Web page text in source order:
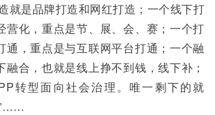
就是品牌打造和网红打造；一个线下打
营化，重点是节、展、会、赛；一个打
通，重点是与互联网平台打通；一个融
融合，也就是线上挣不到钱，线下补；
转型面向社会治理。唯一剩下的就
”……